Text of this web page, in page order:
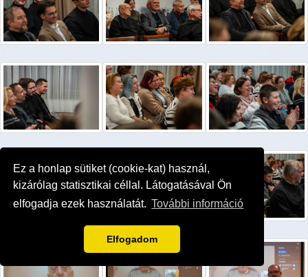
Ez a honlap sütiket (cookie-kat) használ,
kizárólag statisztikai céllal. Látogatásával Ön
elfogadja ezek használatát. További információ
Elfogadom